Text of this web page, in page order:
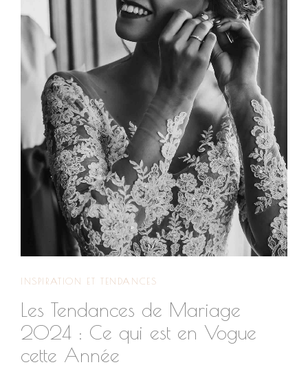
une émotion, instaurent une ambiance et marquent l’identité
des mariés. En cette année 2024, les tendances
chromatiques sont plus audacieuses que jamais. Tour
d’horizon. L’importance des couleurs dans un mariage Les
couleurs dans un mariage ne sont pas que des nuances sur
une toile ; elles...
INSPIRATION ET TENDANCES
Les Tendances de Mariage
2024 : Ce qui est en Vogue
cette Année